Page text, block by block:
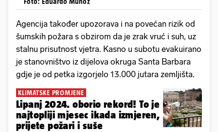
Agencija također upozorava i na povećan rizik od
šumskih požara s obzirom da je zrak vruć i suh, uz
stalnu prisutnost vjetra. Kasno u subotu evakuirano
je stanovništvo iz dijelova okruga Santa Barbara
gdje je od petka izgorjelo 13.000 jutara zemljišta.
KLIMATSKE PROMJENE
Lipanj 2024. oborio rekord! To je
najtopliji mjesec ikada izmjeren,
prijete požari i suše